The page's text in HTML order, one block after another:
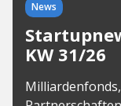
News
KW 31/26